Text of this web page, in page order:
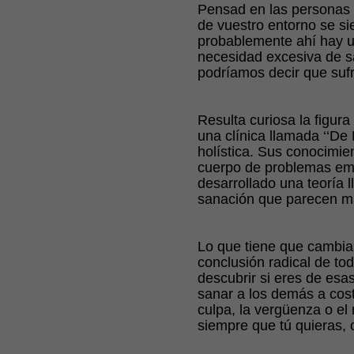
Pensad en las
de vuestro entorno se
probablemente ahí hay
necesidad excesiva de
podríamos decir que
Resulta curiosa la
una clínica llamada
holística. Sus
cuerpo de problemas
desarrollado una teoría
sanación que parecen
Lo que tiene que
conclusión radical de
descubrir si eres de
sanar a los demás a
culpa, la vergüenza o
siempre que tú quieras,